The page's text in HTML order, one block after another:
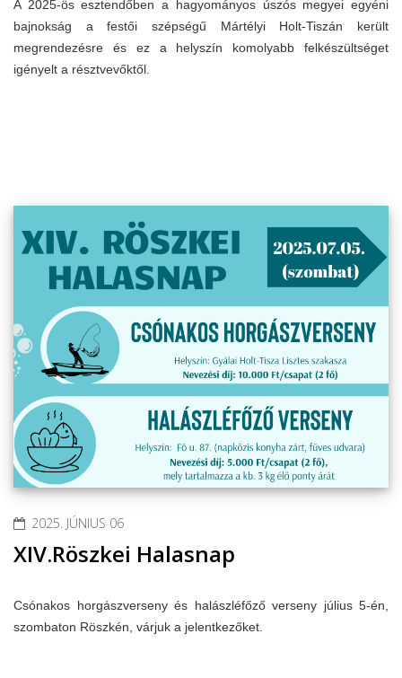
A 2025-ös esztendőben a hagyományos úszós megyei egyéni
bajnokság a festői szépségű Mártélyi Holt-Tiszán került
megrendezésre és ez a helyszín komolyabb felkészültséget
igényelt a résztvevőktől.
2025. JÚNIUS 06
XIV.Röszkei Halasnap
Csónakos horgászverseny és halászléfőző verseny július 5-én,
szombaton Röszkén, várjuk a jelentkezőket.